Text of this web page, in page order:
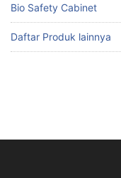
Bio Safety Cabinet
Daftar Produk lainnya